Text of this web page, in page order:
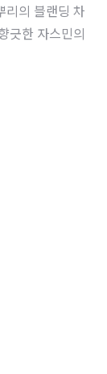
리의 블랜딩 차
긋한 자스민의